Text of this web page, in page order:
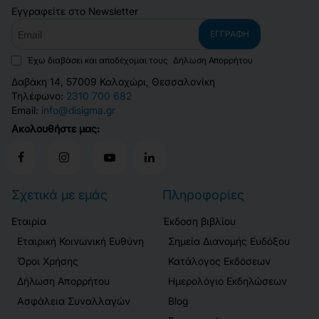
Εγγραφείτε στο Newsletter
ΕΓΓΡΑΦΉ
Έχω διαβάσει και αποδέχομαι τους Δήλωση Απορρήτου
Δαβάκη 14, 57009 Καλοχώρι, Θεσσαλονίκη
Τηλέφωνο: 2310 700 682
Email: info@disigma.gr
Ακολουθήστε μας:
Σχετικά με εμάς
Εταιρία
Εταιρική Κοινωνική Ευθύνη
Όροι Χρήσης
Δήλωση Απορρήτου
Ασφάλεια Συναλλαγών
Πληροφορίες
Έκδοση βιβλίου
Σημεία Διανομής Ευδόξου
Κατάλογος Εκδόσεων
Ημερολόγιο Εκδηλώσεων
Blog